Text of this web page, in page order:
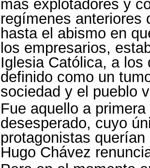
más explotadores y
regímenes anteriores
hasta el abismo en
los empresarios,
Iglesia Católica, a
definido como un
sociedad y el pueblo
Fue aquello a
desesperado, cuyo
protagonistas
Hugo Chávez